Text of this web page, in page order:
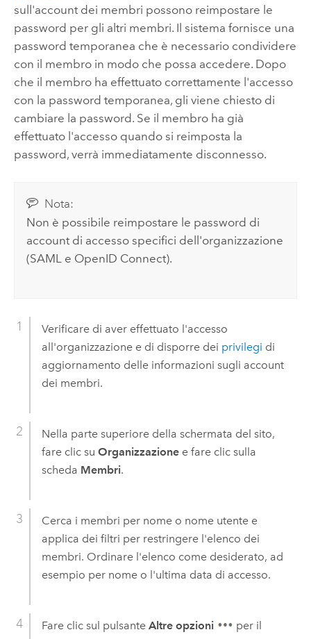
sull'account dei membri possono reimpostare le
password per gli altri membri. Il sistema fornisce una
password temporanea che è necessario condividere
con il membro in modo che possa accedere. Dopo
che il membro ha effettuato correttamente l'accesso
con la password temporanea, gli viene chiesto di
cambiare la password. Se il membro ha già
effettuato l'accesso quando si reimposta la
password, verrà immediatamente disconnesso.
Nota:
Non è possibile reimpostare le password di
account di accesso specifici dell'organizzazione
(SAML e OpenID Connect).
Verificare di aver effettuato l'accesso
all'organizzazione e di disporre dei privilegi di
aggiornamento delle informazioni sugli account
dei membri.
Nella parte superiore della schermata del sito,
fare clic su Organizzazionee fare clic sulla
scheda Membri.
Cerca i membri per nome o nome utente e
applica dei filtri per restringere l'elenco dei
membri. Ordinare l'elenco come desiderato, ad
esempio per nome o l'ultima data di accesso.
Fare clic sul pulsante Altre opzioni
per il